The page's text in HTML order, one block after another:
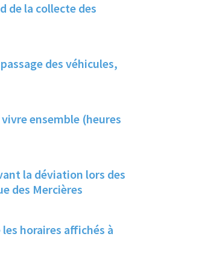
de la collecte des
des véhicules,
ensemble (heures
la déviation lors des
des Mercières
horaires affichés à